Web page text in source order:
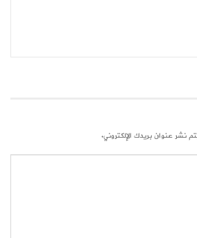
نشر عنوان بريدك الإلكتروني.